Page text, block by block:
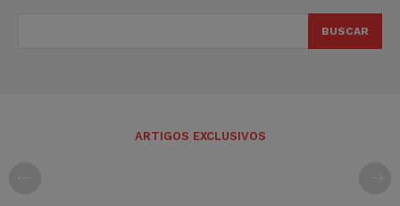
BUSCAR
ARTIGOS EXCLUSIVOS